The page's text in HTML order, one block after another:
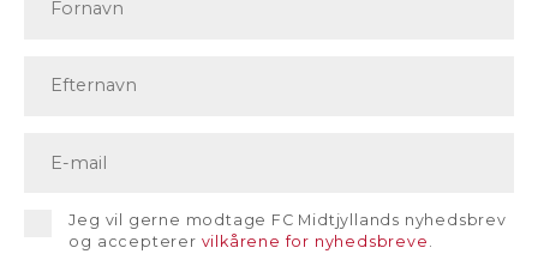
Jeg vil gerne modtage FC Midtjyllands nyhedsbrev
og accepterer vilkårene for nyhedsbreve .